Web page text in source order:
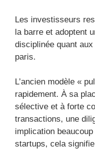
Les investisseurs
la barre et adoptent
disciplinée quant
paris.
L’ancien modèle «
rapidement. À sa
sélective et à forte
transactions, une
implication
startups, cela